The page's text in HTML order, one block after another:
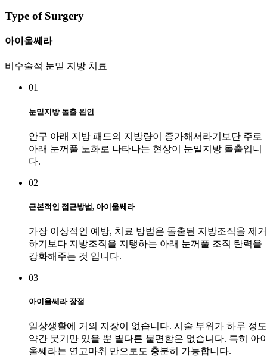
Type of Surgery
아이울쎄라
비수술적 눈밑 지방 치료
01
눈밑지방 돌출 원인
안구 아래 지방 패드의 지방량이 증가해서라기보단 주로
아래 눈꺼풀 노화로 나타나는 현상이 눈밑지방 돌출입니
다.
02
근본적인 접근방법, 아이울쎄라
가장 이상적인 예방, 치료 방법은 돌출된 지방조직을 제거
하기보다 지방조직을 지탱하는 아래 눈꺼풀 조직 탄력을
강화해주는 것 입니다.
03
아이울쎄라 장점
일상생활에 거의 지장이 없습니다. 시술 부위가 하루 정도
약간 붓기만 있을 뿐 별다른 불편함은 없습니다. 특히 아
울쎄라는 연고마취 만으로도 충분히 가능합니다.